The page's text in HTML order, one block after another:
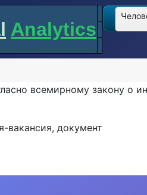
Analytics
всемирному закону о
вакансия, документ